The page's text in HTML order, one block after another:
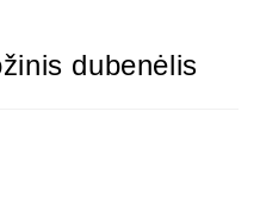
dubenėlis